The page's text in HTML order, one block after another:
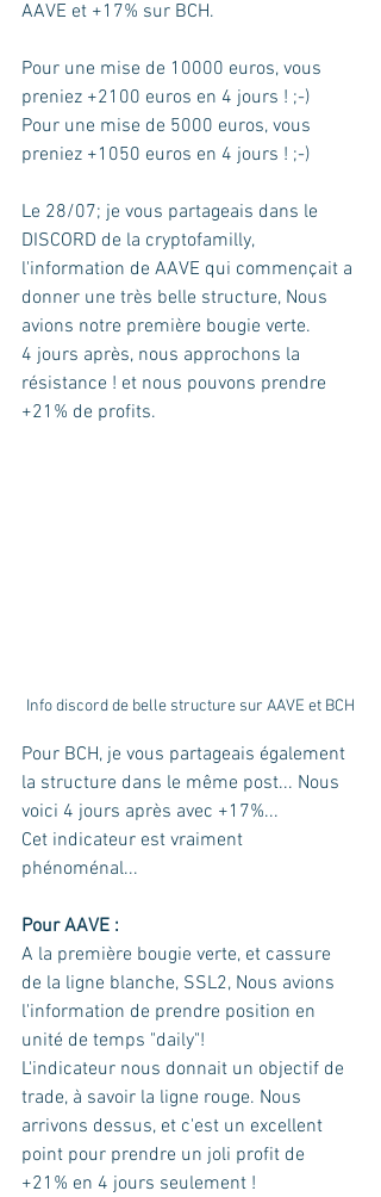
AAVE et +17% sur BCH.
Pour une mise de 10000 euros, vous
preniez +2100 euros en 4 jours ! ;-)
Pour une mise de 5000 euros, vous
preniez +1050 euros en 4 jours ! ;-)
Le 28/07; je vous partageais dans le
DISCORD de la cryptofamilly,
l'information de AAVE qui commençait a
donner une très belle structure, Nous
avions notre première bougie verte.
4 jours après, nous approchons la
résistance ! et nous pouvons prendre
+21% de profits.
Info discord de belle structure sur AAVE et BCH
Pour BCH, je vous partageais également
la structure dans le même post... Nous
voici 4 jours après avec +17%...
Cet indicateur est vraiment
phénoménal...
Pour AAVE :
A la première bougie verte, et cassure
de la ligne blanche, SSL2, Nous avions
l'information de prendre position en
unité de temps "daily"!
L'indicateur nous donnait un objectif de
trade, à savoir la ligne rouge. Nous
arrivons dessus, et c'est un excellent
point pour prendre un joli profit de
+21% en 4 jours seulement !